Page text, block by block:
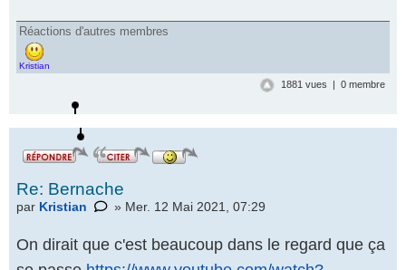
Réactions d'autres membres
Kristian
1881 vues | 0 membre
Re: Bernache
par Kristian » Mer. 12 Mai 2021, 07:29
On dirait que c'est beaucoup dans le regard que ça